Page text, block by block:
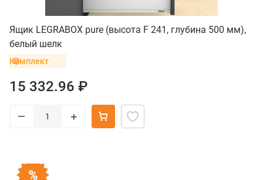
Ящик LEGRABOX pure (высота F 241, глубина 500 мм),
белый шелк
Комплект
15 332.96 ₽
– +